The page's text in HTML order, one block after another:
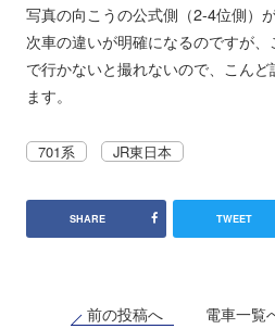
写真の向こうの公式側（2-4位側）
次車の違いが明確になるのですが
で行かないと撮れないので、こん
ます。
701系 JR東日本
SHARE TWEET
前の投稿へ 電車一覧